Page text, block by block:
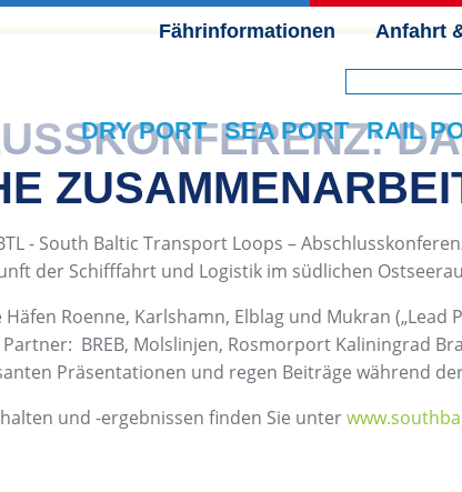
Fährinformationen Anfahrt
NAVIGATION
DRY PORT SEA PORT RAIL
- South Baltic Transport Loops –
der Schifffahrt und Logistik im südlichen
Roenne, Karlshamn, Elblag und Mukran
BREB, Molslinjen, Rosmorport Kaliningrad
Präsentationen und regen Beiträge während
und -ergebnissen finden Sie unter